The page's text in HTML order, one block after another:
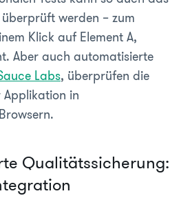
werden – zum
Klick auf Element A,
Aber auch automatisierte
Labs, überprüfen die
in
Qualitätssicherung: